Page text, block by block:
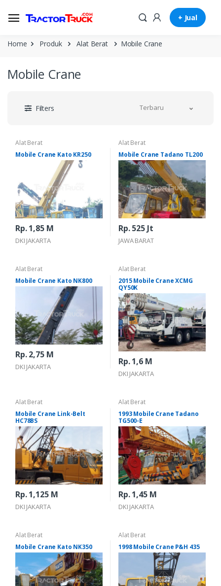
+ Jual
Home Produk Alat Berat Mobile Crane
Mobile Crane
Filters Terbaru
Alat Berat
Mobile Crane Kato KR250
Rp. 1,85 M
DKI JAKARTA
Alat Berat
Mobile Crane Tadano TL200
Rp. 525 Jt
JAWA BARAT
Alat Berat
Mobile Crane Kato NK800
Rp. 2,75 M
DKI JAKARTA
Alat Berat
2015 Mobile Crane XCMG
QY50K
Rp. 1,6 M
DKI JAKARTA
Alat Berat
Mobile Crane Link-Belt
HC78BS
Rp. 1,125 M
DKI JAKARTA
Alat Berat
1993 Mobile Crane Tadano
TG500-E
Rp. 1,45 M
DKI JAKARTA
Alat Berat
Mobile Crane Kato NK350
Alat Berat
1998 Mobile Crane P&H 435